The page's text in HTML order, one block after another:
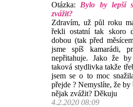
Otázka: Bylo by lepší
zvážit?
Zdravím, už půl roku
řekli ostatní tak skoro
dobou (tak před
jsme spíš kamarádi,
nepřitahuje. Jako že
taková stydlivka takže
jsem se o to moc
přejde ? Nemyslíte, že
nějak zvážit? Děkuju
4.2.2020 08:09